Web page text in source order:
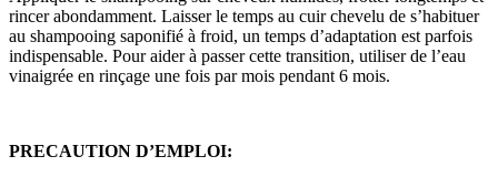
rincer abondamment. Laisser le temps au cuir chevelu de s’habituer
au shampooing saponifié à froid, un temps d’adaptation est parfois
indispensable. Pour aider à passer cette transition, utiliser de l’eau
vinaigrée en rinçage une fois par mois pendant 6 mois.
PRECAUTION D’EMPLOI: